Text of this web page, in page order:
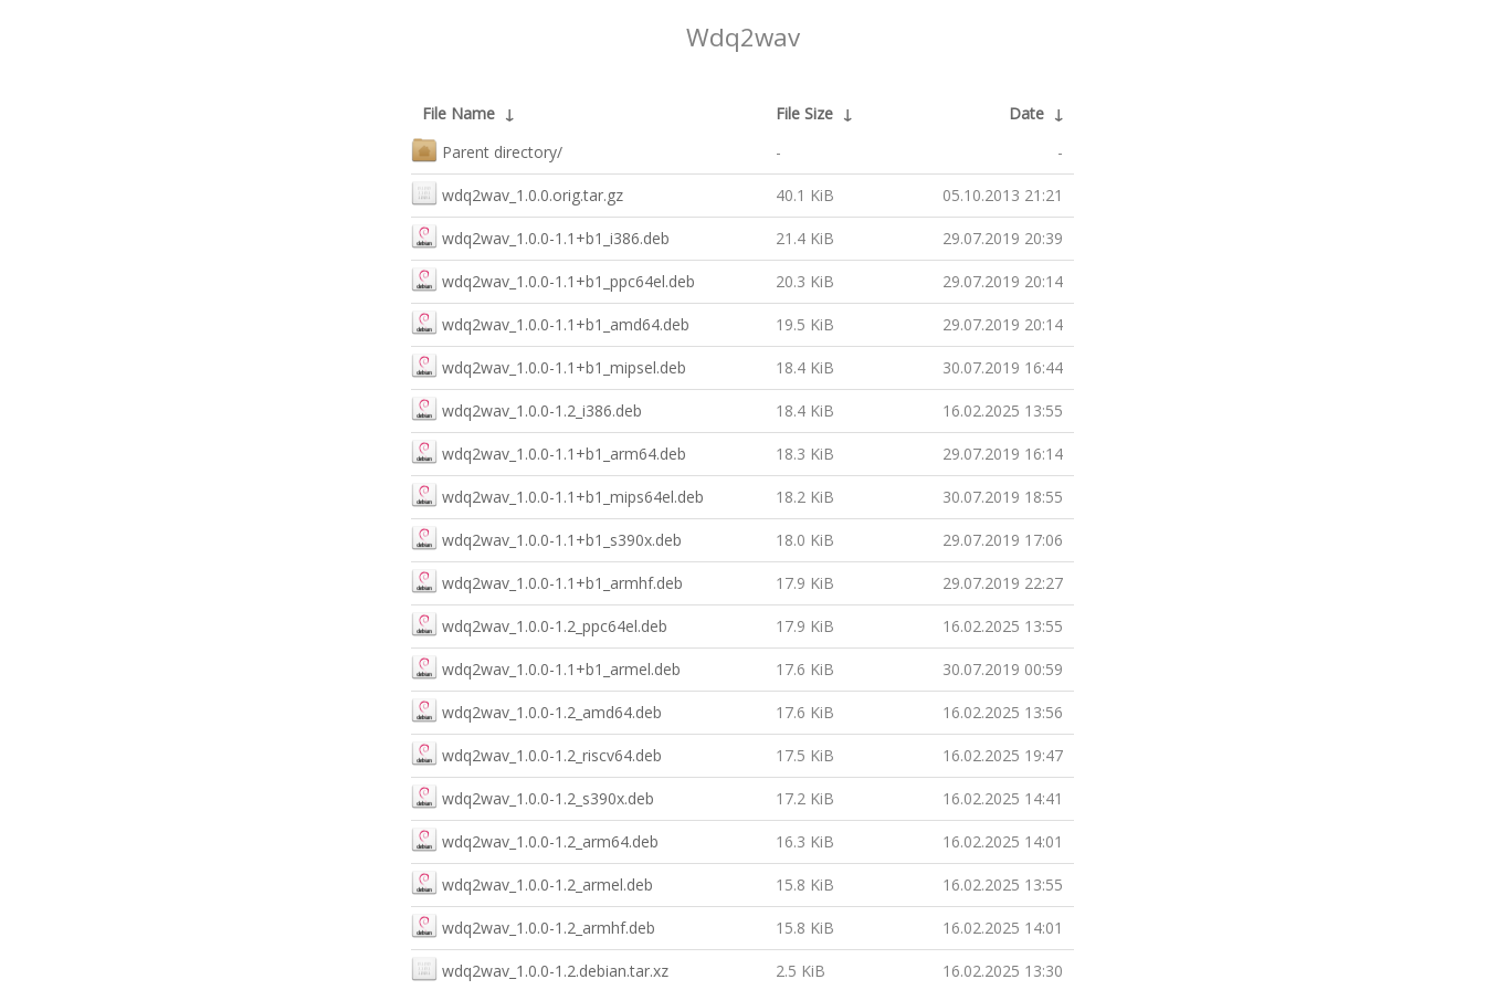
Wdq2wav
File Name ↓ File Size ↓ Date ↓
Parent directory/
- -
wdq2wav_1.0.0.orig.tar.gz 40.1 KiB 05.10.2013 21:21
wdq2wav_1.0.0-1.1+b1_i386.deb 21.4 KiB 29.07.2019 20:39
wdq2wav_1.0.0-1.1+b1_ppc64el.deb 20.3 KiB 29.07.2019 20:14
wdq2wav_1.0.0-1.1+b1_amd64.deb 19.5 KiB 29.07.2019 20:14
wdq2wav_1.0.0-1.1+b1_mipsel.deb 18.4 KiB 30.07.2019 16:44
wdq2wav_1.0.0-1.2_i386.deb 18.4 KiB 16.02.2025 13:55
wdq2wav_1.0.0-1.1+b1_arm64.deb 18.3 KiB 29.07.2019 16:14
wdq2wav_1.0.0-1.1+b1_mips64el.deb 18.2 KiB 30.07.2019 18:55
wdq2wav_1.0.0-1.1+b1_s390x.deb 18.0 KiB 29.07.2019 17:06
wdq2wav_1.0.0-1.1+b1_armhf.deb 17.9 KiB 29.07.2019 22:27
wdq2wav_1.0.0-1.2_ppc64el.deb 17.9 KiB 16.02.2025 13:55
wdq2wav_1.0.0-1.1+b1_armel.deb 17.6 KiB 30.07.2019 00:59
wdq2wav_1.0.0-1.2_amd64.deb 17.6 KiB 16.02.2025 13:56
wdq2wav_1.0.0-1.2_riscv64.deb 17.5 KiB 16.02.2025 19:47
wdq2wav_1.0.0-1.2_s390x.deb 17.2 KiB 16.02.2025 14:41
wdq2wav_1.0.0-1.2_arm64.deb 16.3 KiB 16.02.2025 14:01
wdq2wav_1.0.0-1.2_armel.deb 15.8 KiB 16.02.2025 13:55
wdq2wav_1.0.0-1.2_armhf.deb 15.8 KiB 16.02.2025 14:01
wdq2wav_1.0.0-1.2.debian.tar.xz 2.5 KiB 16.02.2025 13:30